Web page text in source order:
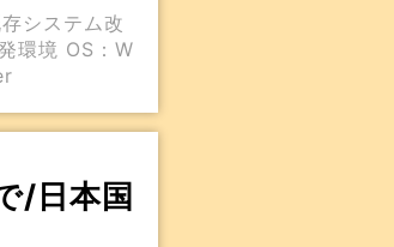
システム改
環境 OS：W
/日本国